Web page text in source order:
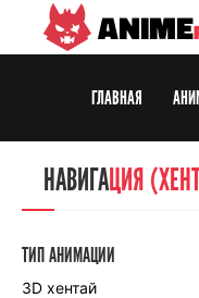
ANIME
ГЛАВНАЯ
НАВИГАЦИЯ
СЕЗОНЫ
НАВИГАЦИЯ
ТИП АНИМАЦИИ
3D хентай